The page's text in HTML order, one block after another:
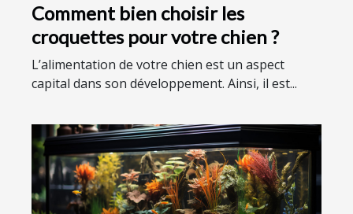
Comment bien choisir les
croquettes pour votre chien ?
L’alimentation de votre chien est un aspect
capital dans son développement. Ainsi, il est...